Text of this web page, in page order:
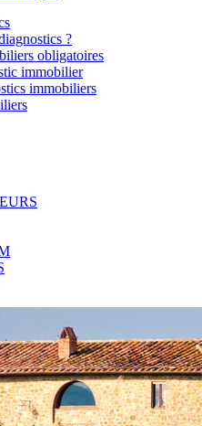
?
obligatoires
immobilier
immobiliers